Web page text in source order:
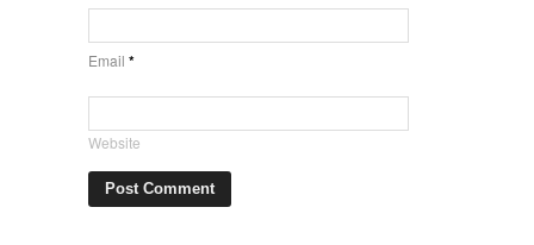
Email *
Website